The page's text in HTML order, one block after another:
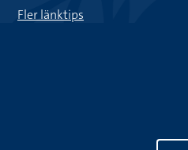
Fler länktips